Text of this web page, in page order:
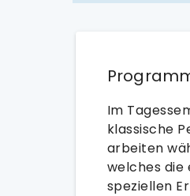
Im
klassische
arbeiten
welches die
speziellen